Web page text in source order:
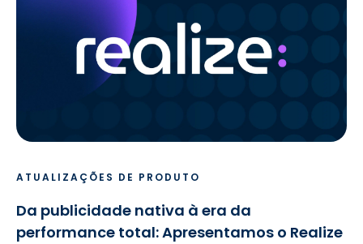
ATUALIZAÇÕES DE PRODUTO
Da publicidade nativa à era da
performance total: Apresentamos o Realize